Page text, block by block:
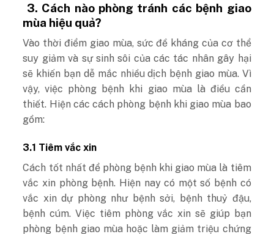
3. Cách nào phòng tránh các bệnh giao
mùa hiệu quả?
Vào thời điểm giao mùa, sức đề kháng của cơ thể
suy giảm và sự sinh sôi của các tác nhân gây hại
sẽ khiến bạn dễ mắc nhiều dịch bệnh giao mùa. Vì
vậy, việc phòng bệnh khi giao mùa là điều cần
thiết. Hiện các cách phòng bệnh khi giao mùa bao
gồm:
3.1 Tiêm vắc xin
Cách tốt nhất để phòng bệnh khi giao mùa là tiêm
vắc xin phòng bệnh. Hiện nay có một số bệnh có
vắc xin dự phòng như bệnh sởi, bệnh thuỷ đậu,
bệnh cúm. Việc tiêm phòng vắc xin sẽ giúp bạn
phòng bệnh giao mùa hoặc làm giảm triệu chứng